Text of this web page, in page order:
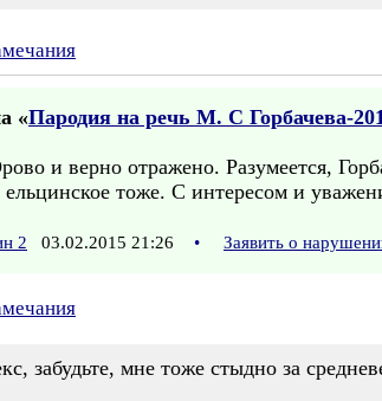
«Пародия на речь М. С Горбачева-
и верно отражено. Разумеется,
тоже. С интересом и
2 03.02.2015 21:26 • Заявить о
забудьте, мне тоже стыдно за